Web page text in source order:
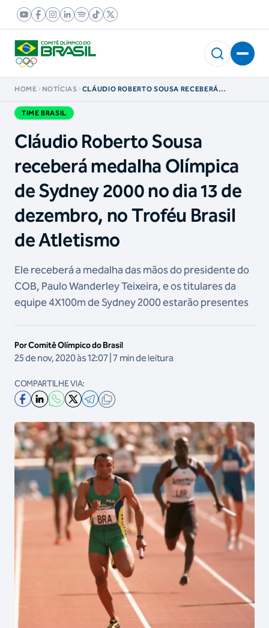
HOME NOTÍCIAS
CLÁUDIO ROBERTO SOUSA RECEBERÁ
TIME BRASIL
Cláudio Roberto Sousa
receberá medalha Olímpica
de Sydney 2000 no dia 13 de
dezembro, no Troféu Brasil
de Atletismo
Ele receberá a medalha das mãos do presidente do
COB, Paulo Wanderley Teixeira, e os titulares da
equipe 4X100m de Sydney 2000 estarão presentes
Por Comitê Olímpico do Brasil
25 de nov, 2020 às 12:07 | 7 min de leitura
COMPARTILHE VIA: